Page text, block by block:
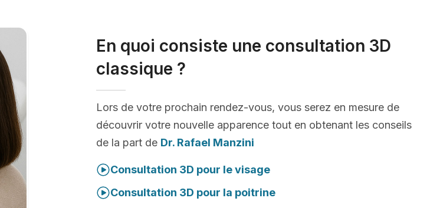
En quoi consiste une consultation 3D
classique ?
Lors de votre prochain rendez-vous, vous serez en mesure de
découvrir votre nouvelle apparence tout en obtenant les conseils
de la part de Dr. Rafael Manzini
Consultation 3D pour le visage
Consultation 3D pour la poitrine